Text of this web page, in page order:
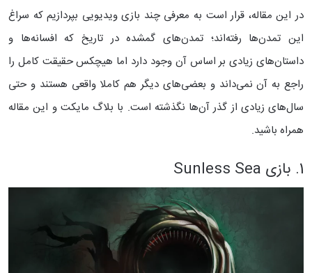
در این مقاله، قرار است به معرفی چند بازی ویدیویی بپردازیم که سراغ
این تمدن‌ها رفته‌اند؛ تمدن‌های گمشده در تاریخ که افسانه‌ها و
داستان‌های زیادی بر اساس آن وجود دارد اما هیچکس حقیقت کامل را
راجع به آن نمی‌داند و بعضی‌های دیگر هم کاملا واقعی هستند و حتی
سال‌های زیادی از گذر آن‌ها نگذشته است. با بلاگ مایکت و این مقاله
همراه باشید.
1. بازی Sunless Sea